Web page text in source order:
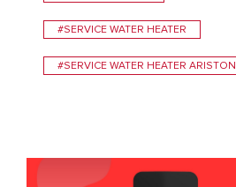
#SERVICE WATER HEATER
#SERVICE WATER HEATER ARISTON